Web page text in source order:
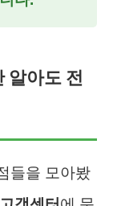
알아도 전
들을 모아봤